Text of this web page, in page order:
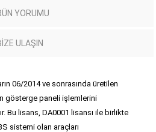
YORUMU
ULAŞIN
06/2014 ve sonrasında üretilen
gösterge paneli işlemlerini
Bu lisans, DA0001 lisansı ile birlikte
sistemi olan araçları